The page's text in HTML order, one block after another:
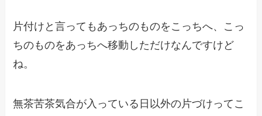
片付けと言ってもあっちのものをこっちへ、こっ
ちのものをあっちへ移動しただけなんですけど
ね。
無茶苦茶気合が入っている日以外の片づけってこ